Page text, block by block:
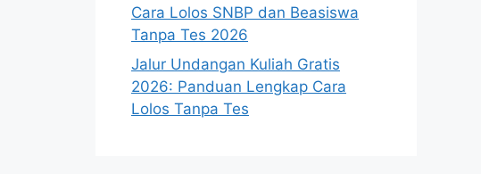
Cara Lolos SNBP dan Beasiswa
Tanpa Tes 2026
Jalur Undangan Kuliah Gratis
2026: Panduan Lengkap Cara
Lolos Tanpa Tes